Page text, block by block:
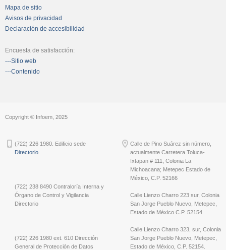
Mapa de sitio
Avisos de privacidad
Declaración de accesibilidad
Encuesta de satisfacción:
---Sitio web
---Contenido
Copyright © Infoem, 2025
(722) 226 1980. Edificio sede
Directorio
(722) 238 8490 Contraloría Interna y
Órgano de Control y Vigilancia
Directorio
(722) 226 1980 ext. 610 Dirección
General de Protección de Datos
Calle de Pino Suárez sin número,
actualmente Carretera Toluca-
Ixtapan # 111, Colonia La
Michoacana; Metepec Estado de
México, C.P. 52166
Calle Lienzo Charro 223 sur, Colonia
San Jorge Pueblo Nuevo, Metepec,
Estado de México C.P. 52154
Calle Lienzo Charro 323, sur, Colonia
San Jorge Pueblo Nuevo, Metepec,
Estado de México, C.P. 52154.